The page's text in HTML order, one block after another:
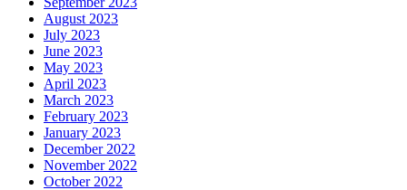
August 2023
July 2023
June 2023
May 2023
April 2023
March 2023
February 2023
January 2023
December 2022
November 2022
October 2022